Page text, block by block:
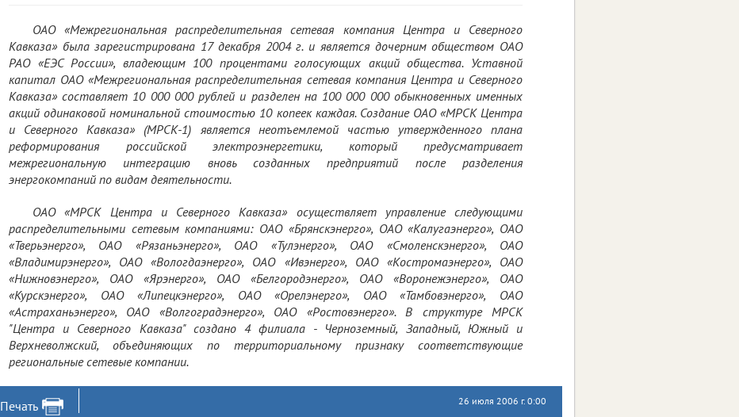
ОАО «Межрегиональная распределительная сетевая компания Центра и Северного
Кавказа» была зарегистрирована 17 декабря 2004 г. и является дочерним обществом ОАО
РАО «ЕЭС России», владеющим 100 процентами голосующих акций общества. Уставной
капитал ОАО «Межрегиональная распределительная сетевая компания Центра и Северного
Кавказа» составляет 10 000 000 рублей и разделен на 100 000 000 обыкновенных именных
акций одинаковой номинальной стоимостью 10 копеек каждая. Создание ОАО «МРСК Центра
и Северного Кавказа» (МРСК-1) является неотъемлемой частью утвержденного плана
реформирования российской электроэнергетики, который предусматривает
межрегиональную интеграцию вновь созданных предприятий после разделения
энергокомпаний по видам деятельности.
ОАО «МРСК Центра и Северного Кавказа» осуществляет управление следующими
распределительными сетевым компаниями: ОАО «Брянскэнерго», ОАО «Калугаэнерго», ОАО
«Тверьэнерго», ОАО «Рязаньэнерго», ОАО «Тулэнерго», ОАО «Смоленскэнерго», ОАО
«Владимирэнерго», ОАО «Вологдаэнерго», ОАО «Ивэнерго», ОАО «Костромаэнерго», ОАО
«Нижновэнерго», ОАО «Ярэнерго», ОАО «Белгородэнерго», ОАО «Воронежэнерго», ОАО
«Курскэнерго», ОАО «Липецкэнерго», ОАО «Орелэнерго», ОАО «Тамбовэнерго», ОАО
«Астраханьэнерго», ОАО «Волгоградэнерго», ОАО «Ростовэнерго». В структуре МРСК
"Центра и Северного Кавказа" создано 4 филиала - Черноземный, Западный, Южный и
Верхневолжский, объединяющих по территориальному признаку соответствующие
региональные сетевые компании.
Печать 26 июля 2006 г. 0:00